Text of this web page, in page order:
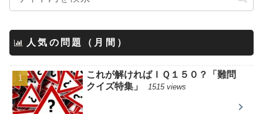
人気の問題（月間）
これが解ければＩＱ１５０？「難問
クイズ特集」
1515 views